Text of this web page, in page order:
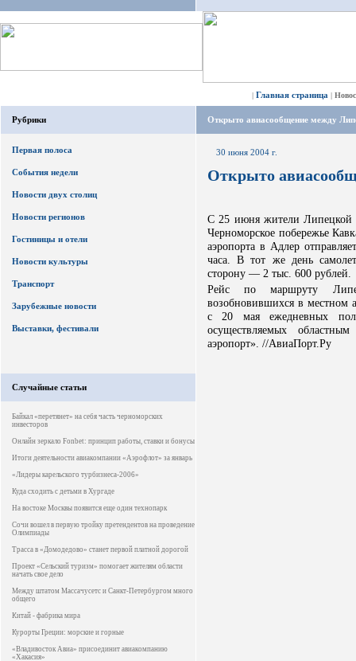
| Главная страница |
Рубрики
Первая полоса
События недели
Новости двух столиц
Новости регионов
Гостиницы и отели
Новости культуры
Транспорт
Зарубежные новости
Выставки, фестивали
Случайные статьи
Байкал «перетянет» на себя часть черноморских
инвесторов
Онлайн зеркало Fonbet: принцип работы, ставки и бонусы
Итоги деятельности авиакомпании «Аэрофлот» за январь
«Лидеры карельского турбизнеса-2006»
Куда сходить с детьми в Хургаде
На востоке Москвы появится еще один технопарк
Сочи вошел в первую тройку претендентов на проведение
Олимпиады
Трасса в «Домодедово» станет первой платной дорогой
Проект «Сельский туризм» помогает жителям области
начать свое дело
Между штатом Массачусетс и Санкт-Петербургом много
общего
Китай - фабрика мира
Курорты Греции: морские и горные
«Владивосток Авиа» присоединит авиакомпанию
«Хакасия»
Открыто авиасообщение между
30 июня 2004 г.
Открыто
C 25 июня жители Липецкой
Черноморское побережье
аэропорта в Адлер
часа. В тот же день
сторону — 2 тыс. 600 рублей.
Рейс по маршруту
возобновившихся в местном
с 20 мая ежедневных
осуществляемых
аэропорт». //АвиаПорт.Ру